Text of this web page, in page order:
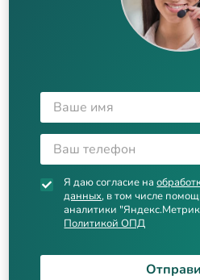
Я даю согласие на
данных, в том числе
аналитики
Политикой ОПД